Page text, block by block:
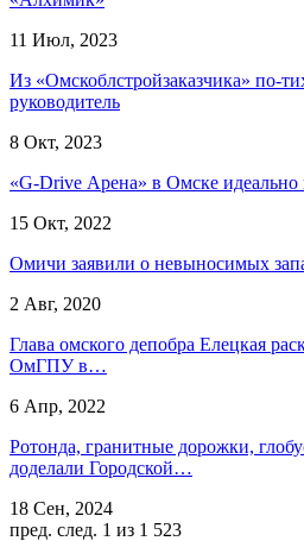
11 Июл, 2023
Из «Омскоблстройзаказчика» по-
руководитель
8 Окт, 2023
«G-Drive Арена» в Омске идеально
15 Окт, 2022
Омичи заявили о невыносимых
2 Авг, 2020
Глава омского депобра Елецкая
ОмГПУ в…
6 Апр, 2022
Ротонда, гранитные дорожки,
доделали Городской…
18 Сен, 2024
пред. след. 1 из 1 523